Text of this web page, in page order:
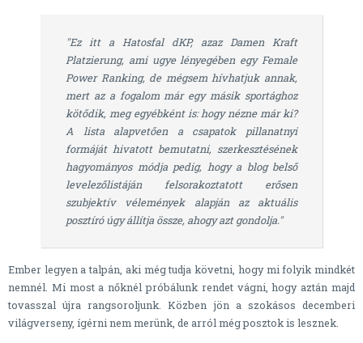
"Ez itt a Hatosfal dKP, azaz Damen Kraft
Platzierung, ami ugye lényegében egy Female
Power Ranking, de mégsem hívhatjuk annak,
mert az a fogalom már egy másik sportághoz
kötődik, meg egyébként is: hogy nézne már ki?
A lista alapvetően a csapatok pillanatnyi
formáját hivatott bemutatni, szerkesztésének
hagyományos módja pedig, hogy a blog belső
levelezőlistáján felsorakoztatott erősen
szubjektív vélemények alapján az aktuális
posztíró úgy állítja össze, ahogy azt gondolja."
Ember legyen a talpán, aki még tudja követni, hogy mi folyik mindkét
nemnél. Mi most a nőknél próbálunk rendet vágni, hogy aztán majd
tovasszal újra rangsoroljunk. Közben jön a szokásos decemberi
világverseny, ígérni nem merünk, de arról még posztok is lesznek.